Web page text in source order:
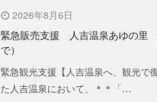
2026年8月6日
緊急販売支援 人吉温泉あゆの里
で）
緊急観光支援【人吉温泉へ、観光で
た人吉温泉において、＊＊「…